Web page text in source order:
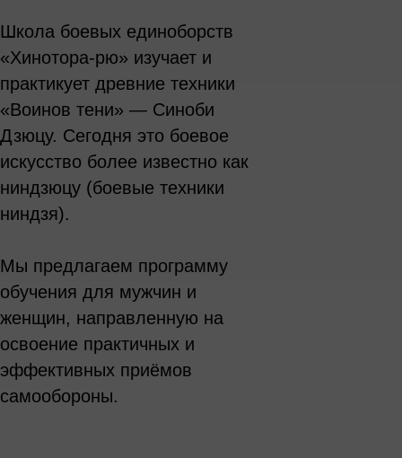
Школа боевых единоборств
«Хинотора-рю» изучает и
практикует древние техники
«Воинов тени» — Синоби
Дзюцу. Сегодня это боевое
искусство более известно как
ниндзюцу (боевые техники
ниндзя).
Мы предлагаем программу
обучения для мужчин и
женщин, направленную на
освоение практичных и
эффективных приёмов
самообороны.